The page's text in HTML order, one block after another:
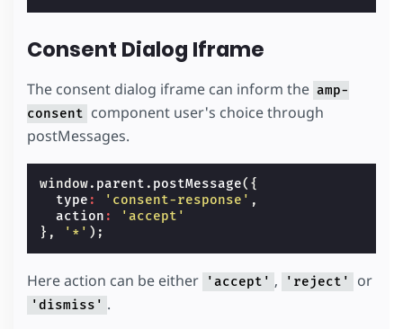
Consent Dialog Iframe
The consent dialog iframe can inform the amp-
consent component user's choice through
postMessages.
window. parent . postMessage({
type : 'consent-response' ,
action :
'accept'
},
'*' );
Here action can be either 'accept' , 'reject' or
'dismiss' .